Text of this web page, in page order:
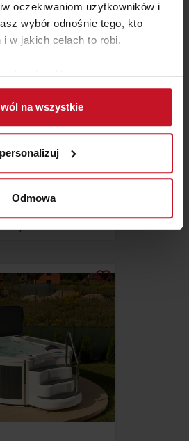
oczekiwaniom użytkowników i
wybór odnośnie tego, kto
i w jakich celach to robi.
chcielibyśmy również:
dotyczące Twojej lokalizacji
nawet do kilku metrów
urządzenie, aktywnie
wirtualny odcisk palca)
tego, jak Twoje osobiste
oraz ustaw własne preferencje w
zgodę w dowolnej chwili.
funkcje społecznościowe i
witrynie. Informacje o tym, jak
i analitycznym.
te informacje z innymi danymi
lub uzyskanymi podczas
na wszystkie
Odmowa
442,34 ZŁ/M²